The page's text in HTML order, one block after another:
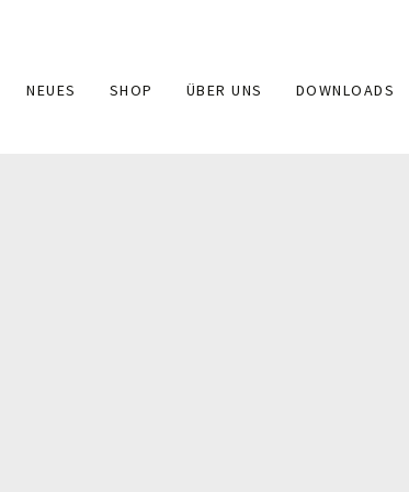
NEUES SHOP ÜBER UNS DOWNLOADS